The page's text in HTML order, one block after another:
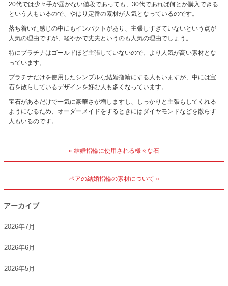
20代では少々手が届かない値段であっても、30代であれば何とか購入できる
という人もいるので、やはり定番の素材が人気となっているのです。
落ち着いた感じの中にもインパクトがあり、主張しすぎていないという点が
人気の理由ですが、軽やかで丈夫というのも人気の理由でしょう。
特にプラチナはゴールドほど主張していないので、より人気が高い素材とな
っています。
プラチナだけを使用したシンプルな結婚指輪にする人もいますが、中には宝
石を散らしているデザインを好む人も多くなっています。
宝石があるだけで一気に豪華さが増しますし、しっかりと主張もしてくれる
ようになるため、オーダーメイドをするときにはダイヤモンドなどを散らす
人もいるのです。
« 結婚指輪に使用される様々な石
ペアの結婚指輪の素材について »
アーカイブ
2026年7月
2026年6月
2026年5月